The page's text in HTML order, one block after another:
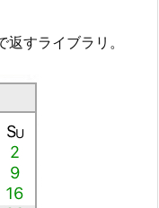
すライブラリ。